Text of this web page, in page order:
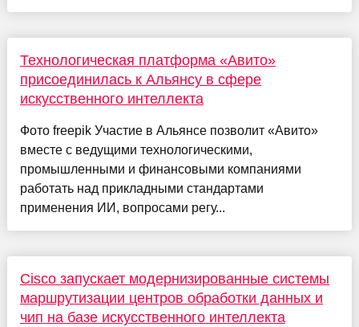
Технологическая платформа «Авито»
присоединилась к Альянсу в сфере
искусственного интеллекта
Фото freepik Участие в Альянсе позволит «Авито»
вместе с ведущими технологическими,
промышленными и финансовыми компаниями
работать над прикладными стандартами
применения ИИ, вопросами регу...
Cisco запускает модернизированные системы
маршрутизации центров обработки данных и
чип на базе искусственного интеллекта